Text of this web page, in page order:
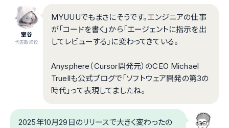
室谷
代表取締役
MYUUUでもまさにそうです。エンジニアの仕事
が「コードを書く」から「エージェントに指示を出
してレビューする」に変わってきている。
Anysphere（Cursor開発元）のCEO Michael
Truellも公式ブログで「ソフトウェア開発の第3の
時代」って表現してましたね。
2025年10月29日のリリースで大きく変わったの